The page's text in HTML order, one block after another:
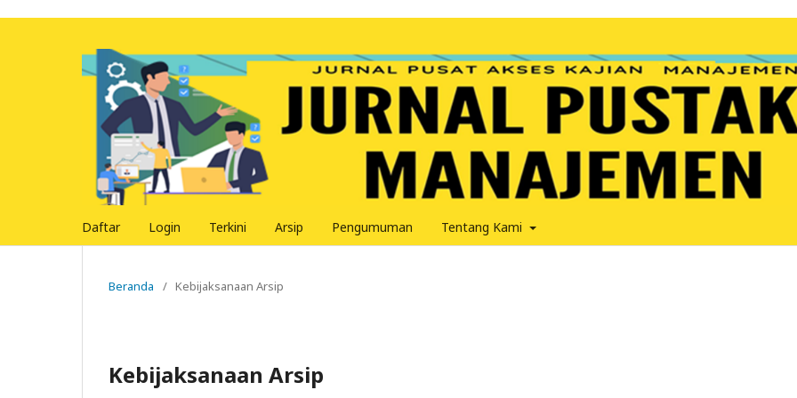
Daftar Login Terkini Arsip Pengumuman Tentang Kami
Beranda / Kebijaksanaan Arsip
Kebijaksanaan Arsip